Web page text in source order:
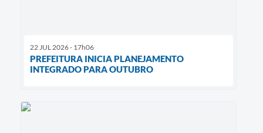
22 JUL 2026 - 17h06
PREFEITURA INICIA PLANEJAMENTO
INTEGRADO PARA OUTUBRO